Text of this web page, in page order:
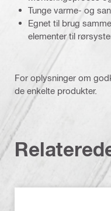
Tunge varme- og
Egnet til brug
elementer til
For oplysninger om
de enkelte produkter.